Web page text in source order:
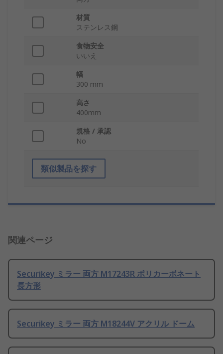
材質
ステンレス鋼
食物安全
いいえ
幅
300 mm
高さ
400mm
規格 / 承認
No
類似製品を探す
関連ページ
Securikey ミラー 両方 M17243R ポリカーボネート
長方形
Securikey ミラー 両方 M18244V アクリル ドーム